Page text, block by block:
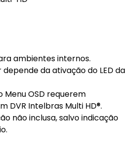
ambientes internos.
da ativação do LED da
Menu OSD requerem
DVR Intelbras Multi HD®.
não inclusa, salvo indicação